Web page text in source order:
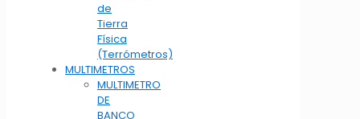
de
Tierra
Física
(Terrómetros)
MULTIMETROS
MULTIMETRO
DE
BANCO